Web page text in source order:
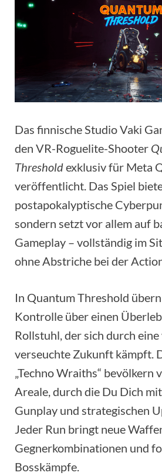
Das finnische Studio Vaki
den VR-Roguelite-Shooter
Thresholdexklusiv für Meta
veröffentlicht. Das Spiel
postapokalyptische
sondern setzt vor allem auf
Gameplay – vollständig im
ohne Abstriche bei der
In Quantum Threshold
Kontrolle über einen
Rollstuhl, der sich durch
verseuchte Zukunft kämpft.
„Techno Wraiths“ bevölkern
Areale, durch die Du Dich
Gunplay und strategischen
Jeder Run bringt neue
Gegnerkombinationen und
Bosskämpfe.